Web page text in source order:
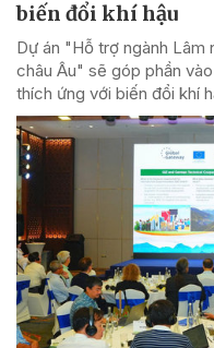
biến đổi khí hậu
Dự án "Hỗ trợ ngành Lâm
châu Âu" sẽ góp phần
thích ứng với biến đổi khí